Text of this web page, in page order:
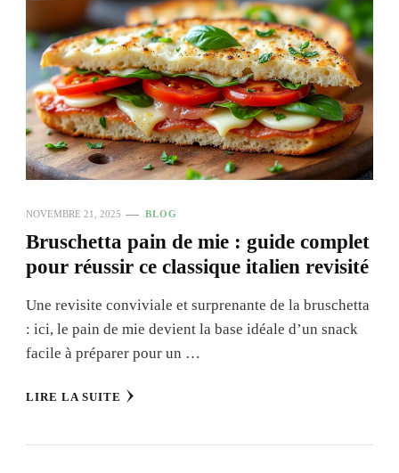
NOVEMBRE 21, 2025 BLOG
Bruschetta pain de mie : guide complet
pour réussir ce classique italien revisité
Une revisite conviviale et surprenante de la bruschetta
: ici, le pain de mie devient la base idéale d’un snack
facile à préparer pour un …
LIRE LA SUITE